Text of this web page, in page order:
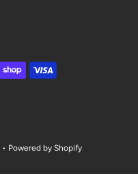
• Powered by Shopify